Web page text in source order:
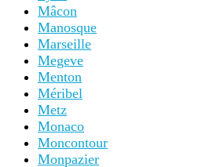
Mâcon
Manosque
Marseille
Megeve
Menton
Méribel
Metz
Monaco
Moncontour
Monpazier